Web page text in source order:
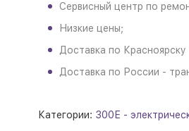
Сервисный центр по
Низкие цены;
Доставка по
Доставка по России -
Категории: 300Е -